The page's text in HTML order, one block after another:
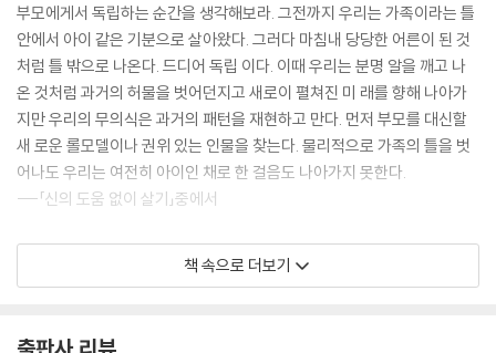
흔한 호기심에 휘둘리지 마라
당신의 판단을 의심해라
상상 속 친구들을 불러내라
자신을 너무 믿지 마라
우리도 똑같다는 것을 잊지 마라
상대의 동기를 이해해라
기대치를 낮춰라 공감과 유대 그리고…
참고 문헌
부모에게서 독립하는 순간을 생각해보라. 그전까지 우리는 가족이라는 틀
안에서 아이 같은 기분으로 살아왔다. 그러다 마침내 당당한 어른이 된 것
처럼 틀 밖으로 나온다. 드디어 독립 이다. 이때 우리는 분명 알을 깨고 나
온 것처럼 과거의 허물을 벗어던지고 새로이 펼쳐진 미 래를 향해 나아가
지만 우리의 무의식은 과거의 패턴을 재현하고 만다. 먼저 부모를 대신할
새 로운 롤모델이나 권위 있는 인물을 찾는다. 물리적으로 가족의 틀을 벗
어나도 우리는 여전히 아이인 채로 한 걸음도 나아가지 못한다.
---「신의 도움 없이 살기」중에서
우리는 불필요한 물건에 집착한다. 물건 하나하나가 우리에게 고통을 안기
거나 궁극적으로 우리 행복에 영향을 미칠 위험이 있다. 에피쿠로스식 전
책 속으로 더보기